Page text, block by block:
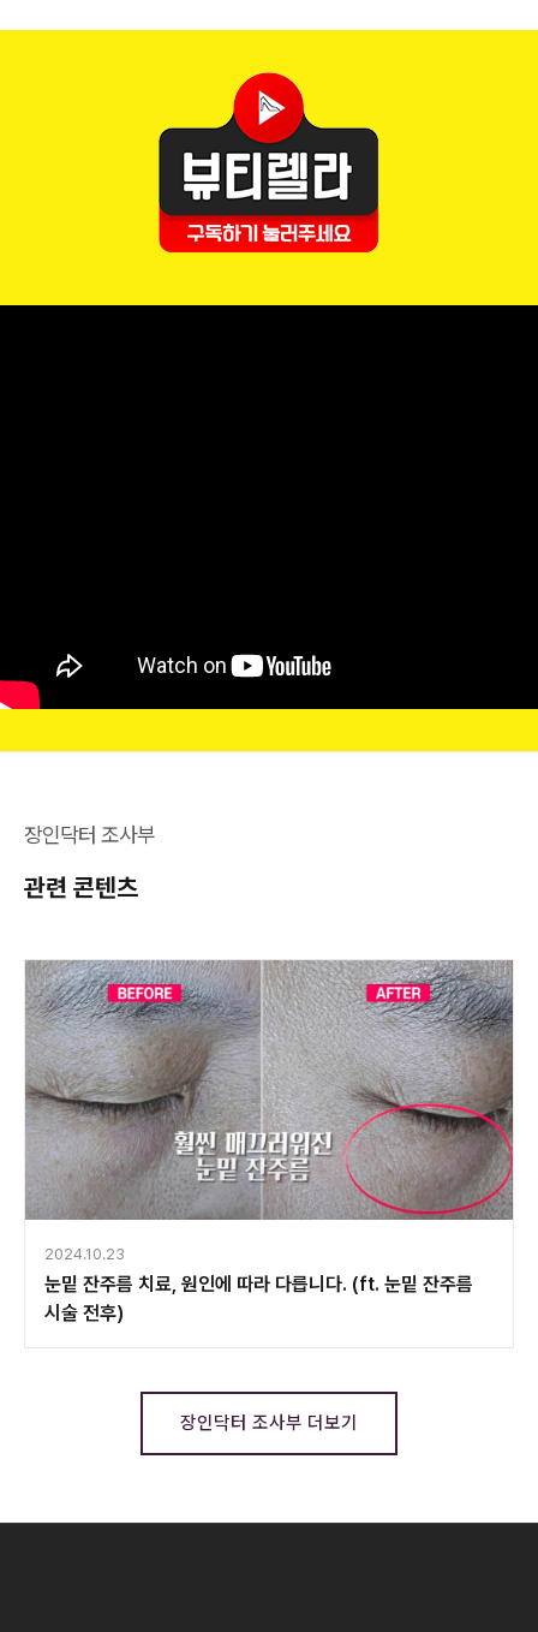
장인닥터 조사부
관련 콘텐츠
2024.10.23
눈밑 잔주름 치료, 원인에 따라 다릅니다. (ft. 눈밑 잔주름
시술 전후)
장인닥터 조사부 더보기